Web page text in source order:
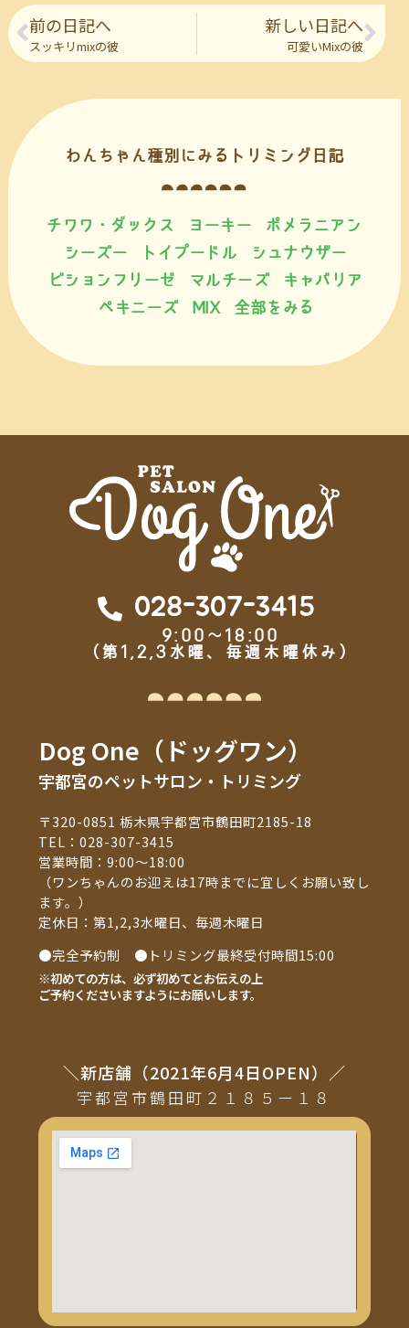
前の日記へ
スッキリmixの彼
新しい日記へ
可愛いMixの彼
わんちゃん種別にみるトリミング日記
チワワ・ダックス ヨーキー
ポメラニアン
シーズー
トイプードル
シュナウザー
ビションフリーゼ
マルチーズ
キャバリア
ペキニーズ
MIX 全部をみる
028-307-3415
9:00～18:00
（第1,2,3水曜、毎週木曜休み）
Dog One（ドッグワン）
宇都宮のペットサロン・トリミング
〒320-0851 栃木県宇都宮市鶴田町2185-18
TEL：028-307-3415
営業時間：9:00～18:00
（ワンちゃんのお迎えは17時までに宜しくお願い致し
ます。）
定休日：第1,2,3水曜日、毎週木曜日
●完全予約制 ●トリミング最終受付時間15:00
※初めての方は、必ず初めてとお伝えの上
ご予約くださいますようにお願いします。
＼新店舗（2021年6月4日OPEN）／
宇都宮市鶴田町２１８５ー１８